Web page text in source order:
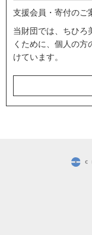
支援会員・寄付のご
当財団では、ちひろ
くために、個人の
けています。